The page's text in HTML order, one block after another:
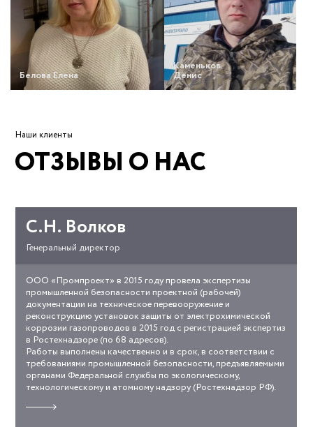
Белова Елена
Каменьков
Денис
Наши клиенты
ОТЗЫВЫ О НАС
С.Н. Волков
Генеральный директор
otzyv_antikor_2015.pdf
ООО «Промпроект» в 2015 году провела экспертизы
промышленной безопасности проектной (рабочей)
документации на техническое перевооружение и
реконструкцию установок защиты от электрохимической
коррозии газопроводов в 2015 год с регистрацией экспертиз
в Ростехнадзоре (по 68 адресов).
Работы выполнены качественно и в срок, в соответствии с
требованиями промышленной безопасности, предъявляемыми
органами Федеральной службы по экологическому,
технологическому и атомному надзору (Ростехнадзор РФ).